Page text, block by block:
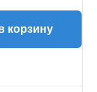
корзину